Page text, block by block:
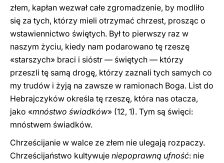
złem, kapłan wezwał całe zgromadzenie, by modliło
się za tych, którzy mieli otrzymać chrzest, prosząc o
wstawiennictwo świętych. Był to pierwszy raz w
naszym życiu, kiedy nam podarowano tę rzeszę
«starszych» braci i sióstr — świętych — którzy
przeszli tę samą drogę, którzy zaznali tych samych co
my trudów i żyją na zawsze w ramionach Boga. List do
Hebrajczyków określa tę rzeszę, która nas otacza,
jako «mnóstwo świadków» (12, 1). Tym są święci:
mnóstwem świadków.
Chrześcijanie w walce ze złem nie ulegają rozpaczy.
Chrześcijaństwo kultywuje niepoprawną ufność: nie